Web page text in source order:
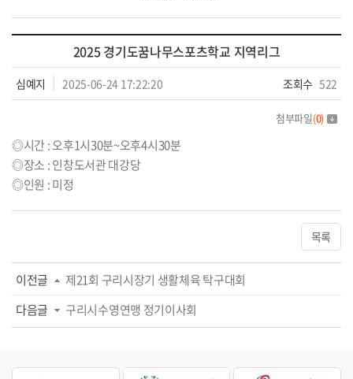
2025 경기도꿈나무스포츠학교 지역리그
심예지 2025-06-24 17:22:20 조회수 522
첨부파일(0)
◎시간 : 오후1시30분~오후4시30분
◎장소 : 인창도서관 대강당
◎인원 : 미정
목록
이전글
제21회 구리시장기 생활체육 탁구대회
다음글
구리시수영연맹 정기이사회